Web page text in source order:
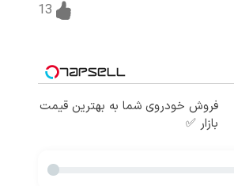
13
فروش خودروی شما به بهترین قیمت
بازار ✅